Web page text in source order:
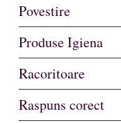
Povestire
Produse Igiena
Racoritoare
Raspuns corect